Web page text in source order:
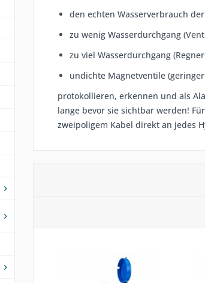
den echten Wasserverbrauch
zu wenig Wasserdurchgang
zu viel Wasserdurchgang
undichte Magnetventile
protokollieren, erkennen und als
lange bevor sie sichtbar werden!
zweipoligem Kabel direkt an jedes